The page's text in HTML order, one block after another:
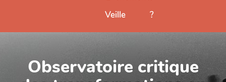
Veille
?
Observatoire critique